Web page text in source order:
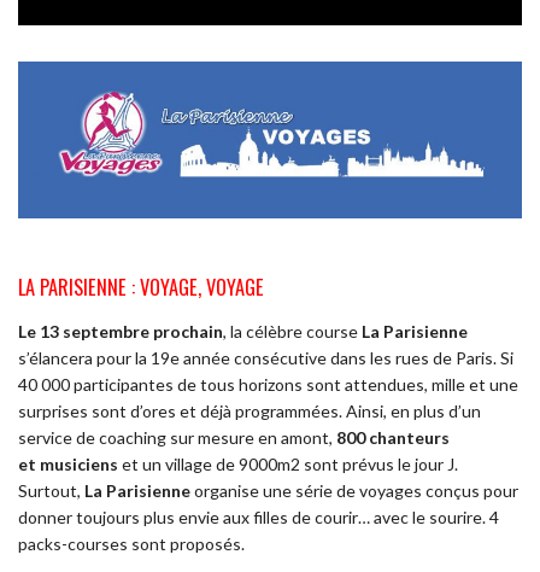
LA PARISIENNE : VOYAGE, VOYAGE
Le 13 septembre prochain, la célèbre course La Parisienne
s’élancera pour la 19e année consécutive dans les rues de Paris. Si
40 000 participantes de tous horizons sont attendues, mille et une
surprises sont d’ores et déjà programmées. Ainsi, en plus d’un
service de coaching sur mesure en amont, 800 chanteurs
et musiciens et un village de 9000m2 sont prévus le jour J.
Surtout, La Parisienneorganise une série de voyages conçus pour
donner toujours plus envie aux filles de courir… avec le sourire. 4
packs-courses sont proposés.